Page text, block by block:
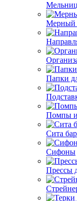
Мерный
Папки
Помпы
Сита
Сифоны
Прессы